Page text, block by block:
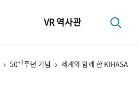
VR 역사관
50+1주년 기념 세계와 함께 한 KIHASA